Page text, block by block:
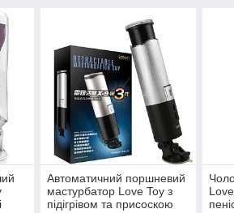
Автоматичний поршневий
мастурбатор Love Toy з
підігрівом та присоскою